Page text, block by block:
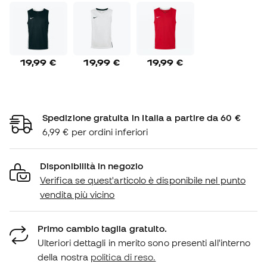
19,99 € 19,99 € 19,99 €
Spedizione gratuita in Italia a partire da 60 €
6,99 € per ordini inferiori
Disponibilità in negozio
Verifica se quest'articolo è disponibile nel punto
vendita più vicino
Primo cambio taglia gratuito.
Ulteriori dettagli in merito sono presenti all'interno
della nostra politica di reso.